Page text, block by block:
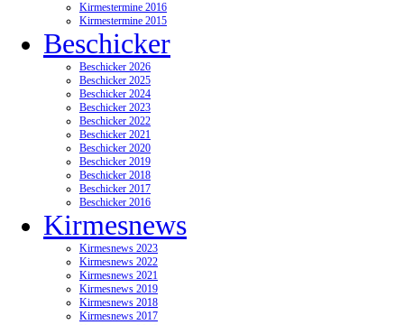
Kirmestermine 2016
Kirmestermine 2015
Beschicker
Beschicker 2026
Beschicker 2025
Beschicker 2024
Beschicker 2023
Beschicker 2022
Beschicker 2021
Beschicker 2020
Beschicker 2019
Beschicker 2018
Beschicker 2017
Beschicker 2016
Kirmesnews
Kirmesnews 2023
Kirmesnews 2022
Kirmesnews 2021
Kirmesnews 2019
Kirmesnews 2018
Kirmesnews 2017